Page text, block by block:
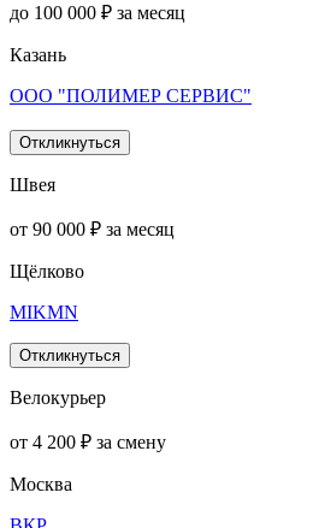
до 100 000 ₽ за месяц
Казань
ООО "ПОЛИМЕР СЕРВИС"
Откликнуться
Швея
от 90 000 ₽ за месяц
Щёлково
MIKMN
Откликнуться
Велокурьер
от 4 200 ₽ за смену
Москва